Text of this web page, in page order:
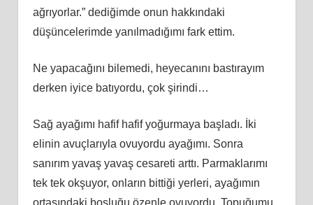
ağrıyorlar.” dediğimde onun hakkındaki
düşüncelerimde yanılmadığımı fark ettim.
Ne yapacağını bilemedi, heyecanını bastırayım
derken iyice batıyordu, çok şirindi…
Sağ ayağımı hafif hafif yoğurmaya başladı. İki
elinin avuçlarıyla ovuyordu ayağımı. Sonra
sanırım yavaş yavaş cesareti arttı. Parmaklarımı
tek tek okşuyor, onların bittiği yerleri, ayağımın
ortasındaki boşluğu özenle ovuyordu. Topuğumu